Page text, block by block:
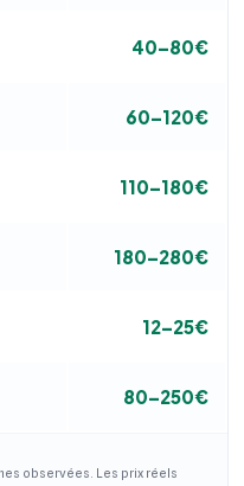
40–80€
60–120€
110–180€
180–280€
12–25€
80–250€
observées. Les prix réels